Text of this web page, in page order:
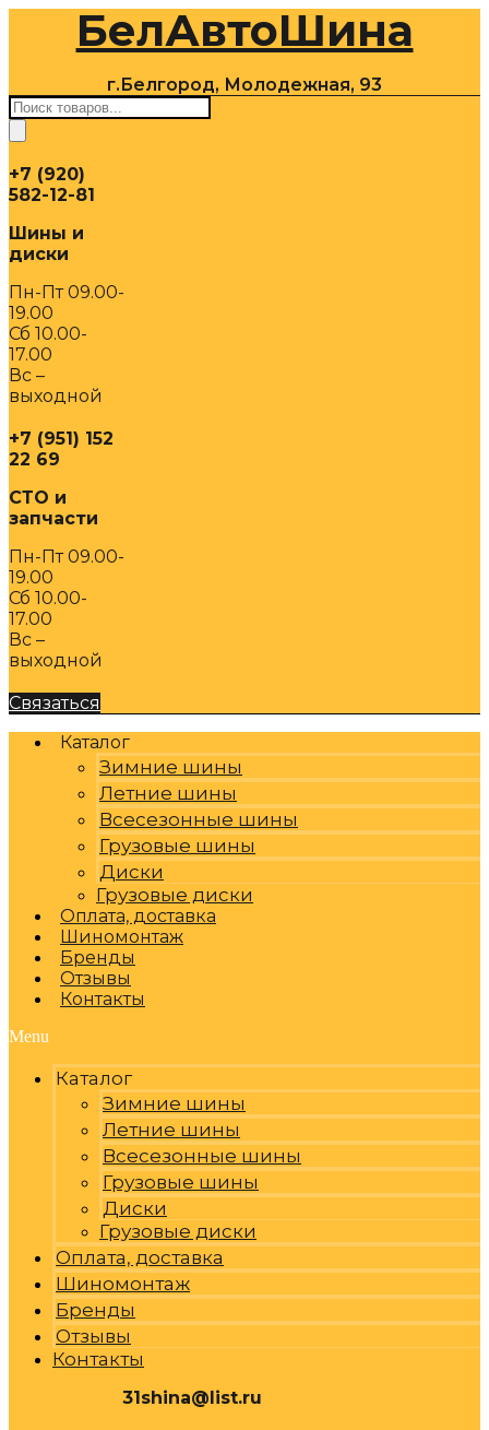
содержимомуБелАвтоШина
г.Белгород, Молодежная, 93
Поиск
товаров
+7 (920)
582-12-81
Шины и
диски
Пн-Пт 09.00-
19.00
Сб 10.00-
17.00
Вс –
выходной
+7 (951) 152
22 69
СТО и
запчасти
Пн-Пт 09.00-
19.00
Сб 10.00-
17.00
Вс –
выходной
Связаться
Каталог
Зимние шины
Летние шины
Всесезонные шины
Грузовые шины
Диски
Грузовые диски
Оплата, доставка
Шиномонтаж
Бренды
Отзывы
Контакты
Menu
Каталог
Зимние шины
Летние шины
Всесезонные шины
Грузовые шины
Диски
Грузовые диски
Оплата, доставка
Шиномонтаж
Бренды
Отзывы
Контакты
31shina@list.ru